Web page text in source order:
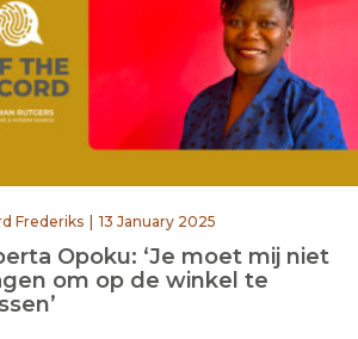
Frederiks 13 January 2025
Opoku: ‘Je moet mij niet
om op de winkel te